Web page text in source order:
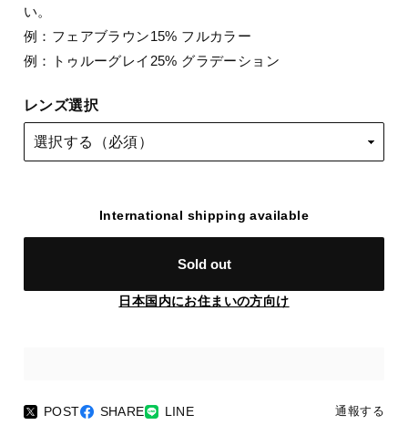
い。
例：フェアブラウン15% フルカラー
例：トゥルーグレイ25% グラデーション
レンズ選択
International shipping available
Sold out
日本国内にお住まいの方向け
POST SHARE LINE 通報する